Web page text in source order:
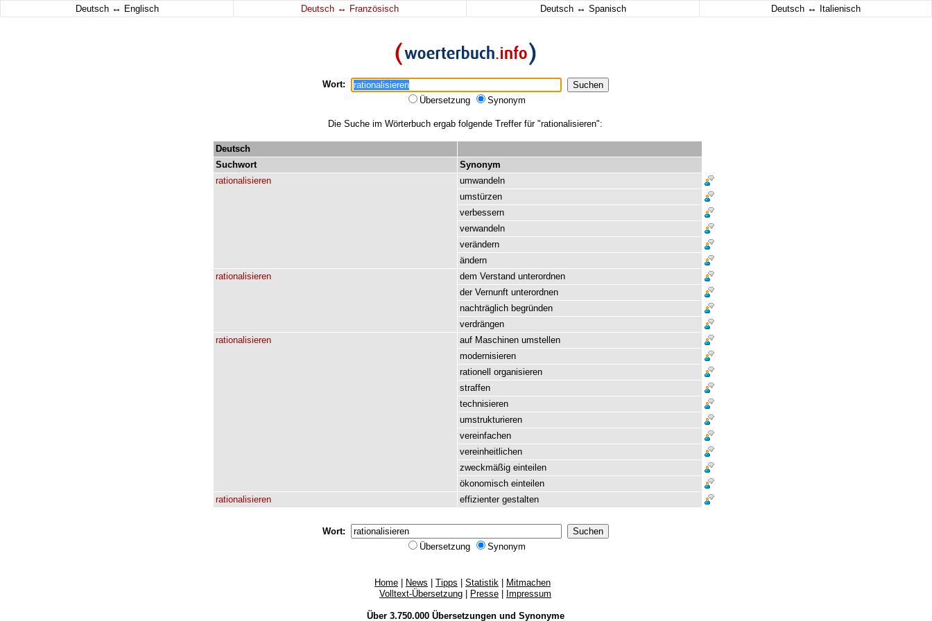
Deutsch ↔ Englisch Deutsch ↔ Französisch Deutsch ↔ Spanisch Deutsch ↔ Italienisch
Wort:
Übersetzung
Synonym
Die Suche im Wörterbuch ergab folgende Treffer für "rationalisieren":
Deutsch
Suchwort
Synonym
rationalisieren
umwandeln
umstürzen
verbessern
verwandeln
verändern
ändern
rationalisieren
dem Verstand unterordnen
der Vernunft unterordnen
nachträglich begründen
verdrängen
rationalisieren
auf Maschinen umstellen
modernisieren
rationell
organisieren
straffen
technisieren
umstrukturieren
vereinfachen
vereinheitlichen
zweckmäßig einteilen
ökonomisch einteilen
rationalisieren
effizienter gestalten
Wort:
Übersetzung
Synonym
Home News Tipps Statistik
Mitmachen
Volltext-Übersetzung
Presse Impressum
Über 3.750.000 Übersetzungenund Synonyme